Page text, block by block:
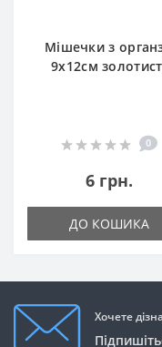
Мішечки з
9х12см
0
6 грн.
ДО КОШИКА
Хочете